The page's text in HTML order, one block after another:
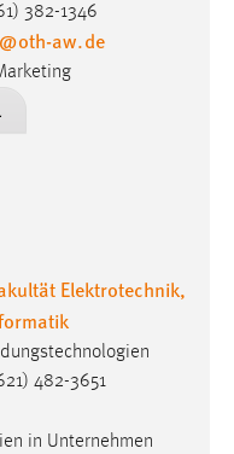
382-1346
@oth-aw.de
Elektrotechnik,
482-3651
in Unternehmen